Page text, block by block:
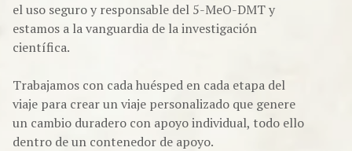
el uso seguro y responsable del 5-MeO-DMT y
estamos a la vanguardia de la investigación
científica.
Trabajamos con cada huésped en cada etapa del
viaje para crear un viaje personalizado que genere
un cambio duradero con apoyo individual, todo ello
dentro de un contenedor de apoyo.